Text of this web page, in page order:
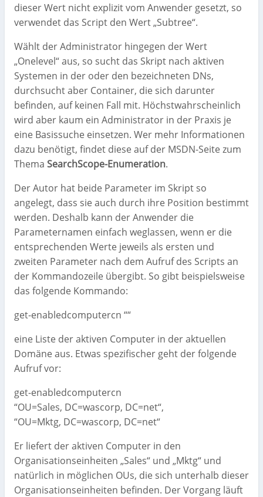
dieser Wert nicht explizit vom Anwender gesetzt, so
verwendet das Script den Wert „Subtree“.
Wählt der Administrator hingegen der Wert
„Onelevel“ aus, so sucht das Skript nach aktiven
Systemen in der oder den bezeichneten DNs,
durchsucht aber Container, die sich darunter
befinden, auf keinen Fall mit. Höchstwahrscheinlich
wird aber kaum ein Administrator in der Praxis je
eine Basissuche einsetzen. Wer mehr Informationen
dazu benötigt, findet diese auf der MSDN-Seite zum
Thema SearchScope-Enumeration.
Der Autor hat beide Parameter im Skript so
angelegt, dass sie auch durch ihre Position bestimmt
werden. Deshalb kann der Anwender die
Parameternamen einfach weglassen, wenn er die
entsprechenden Werte jeweils als ersten und
zweiten Parameter nach dem Aufruf des Scripts an
der Kommandozeile übergibt. So gibt beispielsweise
das folgende Kommando:
get-enabledcomputercn ““
eine Liste der aktiven Computer in der aktuellen
Domäne aus. Etwas spezifischer geht der folgende
Aufruf vor:
get-enabledcomputercn
“OU=Sales, DC=wascorp, DC=net“,
“OU=Mktg, DC=wascorp, DC=net“
Er liefert der aktiven Computer in den
Organisationseinheiten „Sales“ und „Mktg“ und
natürlich in möglichen OUs, die sich unterhalb dieser
Organisationseinheiten befinden. Der Vorgang läuft